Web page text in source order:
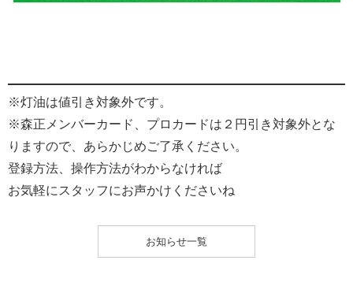
※灯油は値引き対象外です。
※森正メンバーカード、プロカードは２円引き対象外とな
りますので、あらかじめご了承ください。
登録方法、操作方法がわからなければ
お気軽にスタッフにお声かけくださいね
お知らせ一覧